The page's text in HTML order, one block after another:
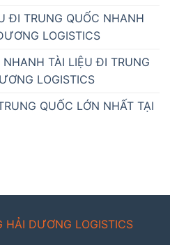
ĐI TRUNG QUỐC NHANH
LOGISTICS
TÀI LIỆU ĐI TRUNG
LOGISTICS
QUỐC LỚN NHẤT TẠI
HẢI DƯƠNG LOGISTICS